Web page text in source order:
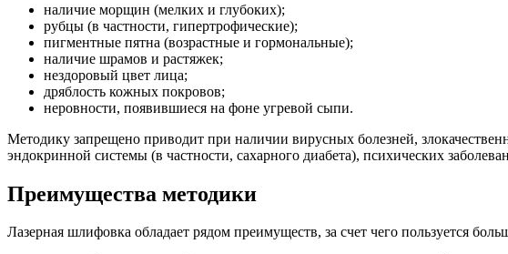
наличие морщин (мелких и глубоких);
рубцы (в частности, гипертрофические);
пигментные пятна (возрастные и гормональные);
наличие шрамов и растяжек;
нездоровый цвет лица;
дряблость кожных покровов;
неровности, появившиеся на фоне угревой сыпи.
Методику запрещено приводит при наличии вирусных болезней,
эндокринной системы (в частности, сахарного диабета), психических
Преимущества методики
Лазерная шлифовка обладает рядом преимуществ, за счет чего пользуется